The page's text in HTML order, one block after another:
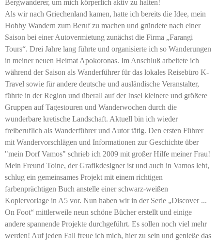
Bergwanderer, um mich körperlich aktiv zu halten!
Als wir nach Griechenland kamen, hatte ich bereits die Idee, mein
Hobby Wandern zum Beruf zu machen und gründete nach einer
Saison bei einer Autovermietung zunächst die Firma „Farangi
Tours“. Drei Jahre lang führte und organisierte ich so Wanderungen
in meiner neuen Heimat Apokoronas. Im Anschluß arbeitete ich
während der Saison als Wanderführer für das lokales Reisebüro K-
Travel sowie für andere deutsche und ausländische Veranstalter,
führte in der Region und überall auf der Insel kleinere und größere
Gruppen auf Tagestouren und Wanderwochen durch die
wunderbare kretische Landschaft. Aktuell bin ich wieder
freiberuflich als Wanderführer und Autor tätig. Den ersten Führer
mit Wandervorschlägen und Informationen zur Geschichte über
"mein Dorf Vamos" schrieb ich 2009 mit großer Hilfe meiner Frau!
Mein Freund Toine, der Grafikdesigner ist und auch in Vamos lebt,
schlug ein gemeinsames Projekt mit einem richtigen
farbenprächtigen Buch anstelle einer schwarz-weißen
Kopiervorlage in A5 vor. Nun haben wir in der Serie „Discover ...
On Foot“ mittlerweile neun schöne Bücher erstellt und einige
andere spannende Projekte durchgeführt. Es sollen noch viel mehr
werden! Auf jeden Fall freue ich mich, hier zu sein und genieße das